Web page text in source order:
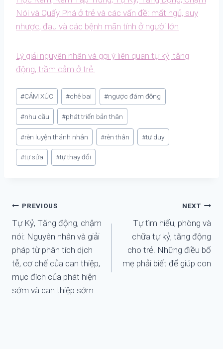
Nói và Quấy Phá ở trẻ và các vấn đề: mất ngủ, suy
nhược, đau và các bệnh mãn tính ở người lớn
Lý giải nguyên nhân và gợi ý liên quan tự kỷ, tăng
động, trầm cảm ở trẻ.
Post
Tags:
#CẢM XÚC #chê bai #ngược đám đông
#nhu cầu #phát triển bản thân
#rèn luyện thánh nhân #rèn thân #tư duy
#tự sửa #tự thay đổi
Điều
hướng
bài
viết
PREVIOUS
Tự Kỷ, Tăng động, chậm
nói: Nguyên nhân và giải
pháp từ phân tích dịch
tễ, cơ chế của can thiệp,
mục đích của phát hiện
sớm và can thiệp sớm
NEXT
Tự tìm hiểu, phòng và
chữa tự kỷ, tăng động
cho trẻ. Những điều bố
mẹ phải biết để giúp con